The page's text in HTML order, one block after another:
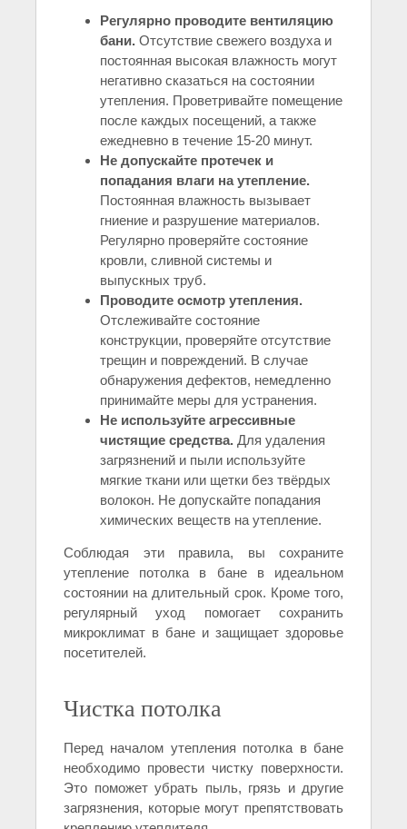
Регулярно проводите вентиляцию
бани. Отсутствие свежего воздуха и
постоянная высокая влажность могут
негативно сказаться на состоянии
утепления. Проветривайте помещение
после каждых посещений, а также
ежедневно в течение 15-20 минут.
Не допускайте протечек и
попадания влаги на утепление.
Постоянная влажность вызывает
гниение и разрушение материалов.
Регулярно проверяйте состояние
кровли, сливной системы и
выпускных труб.
Проводите осмотр утепления.
Отслеживайте состояние
конструкции, проверяйте отсутствие
трещин и повреждений. В случае
обнаружения дефектов, немедленно
принимайте меры для устранения.
Не используйте агрессивные
чистящие средства. Для удаления
загрязнений и пыли используйте
мягкие ткани или щетки без твёрдых
волокон. Не допускайте попадания
химических веществ на утепление.
Соблюдая эти правила, вы сохраните
утепление потолка в бане в идеальном
состоянии на длительный срок. Кроме того,
регулярный уход помогает сохранить
микроклимат в бане и защищает здоровье
посетителей.
Чистка потолка
Перед началом утепления потолка в бане
необходимо провести чистку поверхности.
Это поможет убрать пыль, грязь и другие
загрязнения, которые могут препятствовать